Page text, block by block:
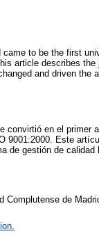
to be the first
article describes
and driven the
convirtió en el primer
9001:2000. Este
de gestión de calidad
de